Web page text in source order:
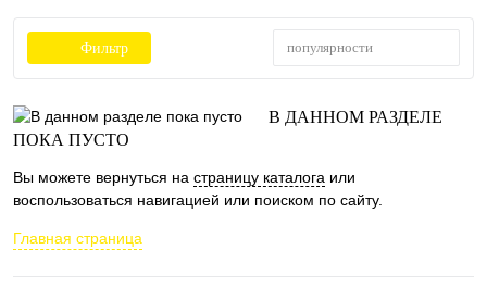
Фильтр популярности
В ДАННОМ РАЗДЕЛЕ
ПОКА ПУСТО
Вы можете вернуться на страницу каталога или
воспользоваться навигацией или поиском по сайту.
Главная страница